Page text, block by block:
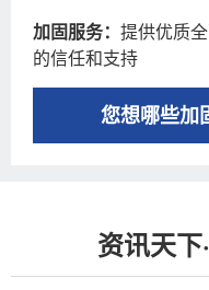
加固服务： 提供优质
的信任和支持
您想哪些加
资讯天